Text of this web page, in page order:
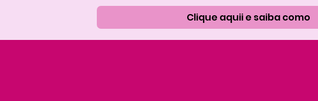
Clique aquii e saiba como